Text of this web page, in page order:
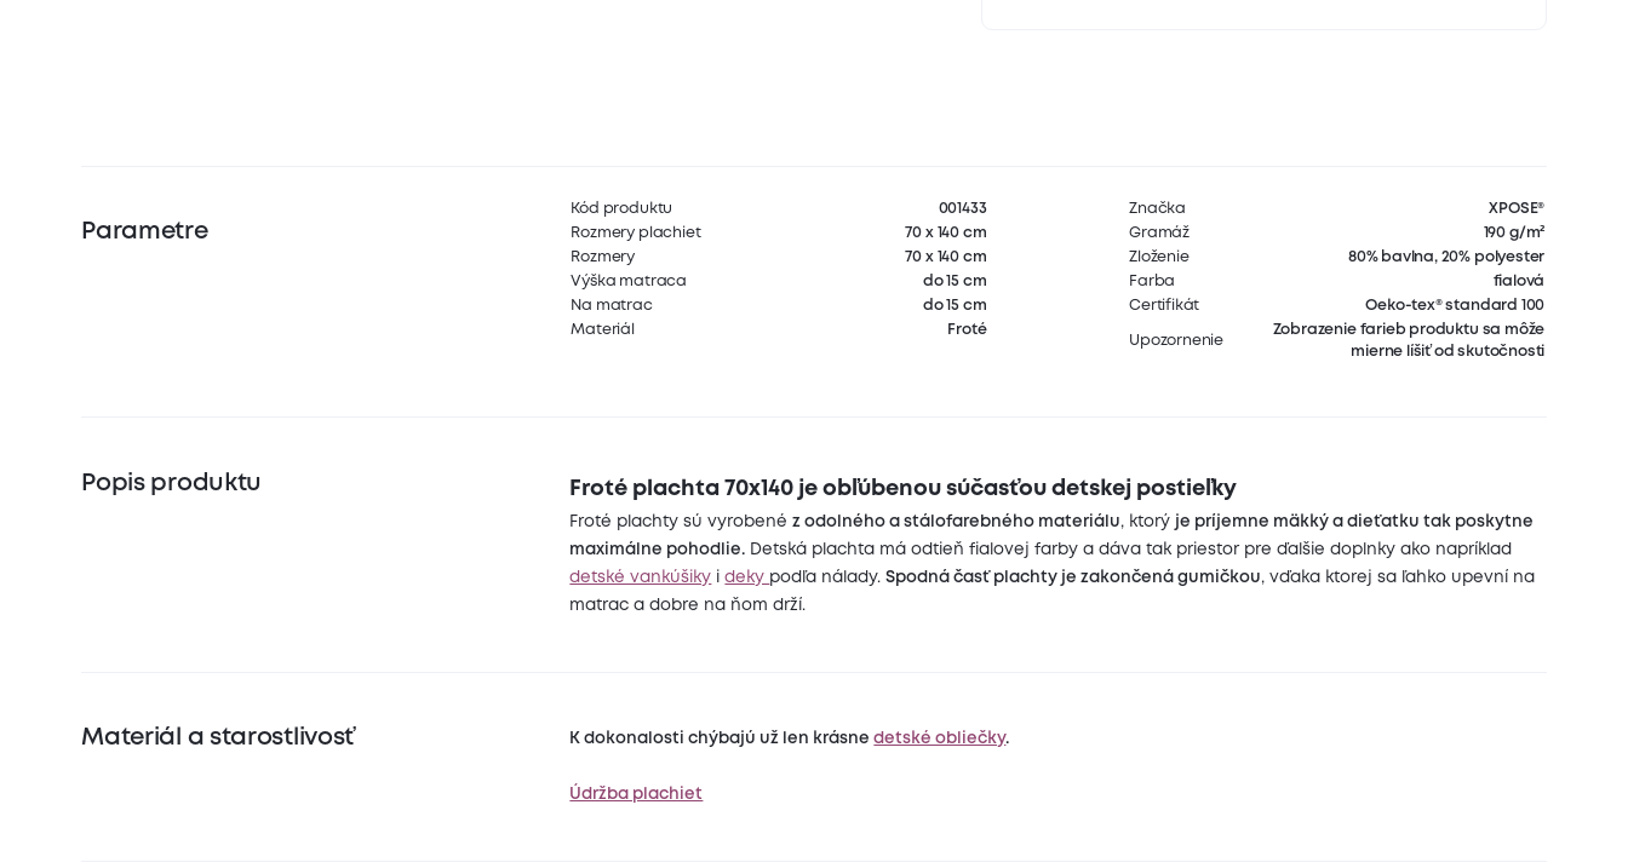
Parametre
Kód produktu
001433
Rozmery plachiet
70 x 140 cm
Rozmery
70 x 140 cm
Výška matraca
do 15 cm
Na matrac
do 15 cm
Materiál
Froté
Značka
XPOSE®
Gramáž
190 g/m²
Zloženie
80% bavlna, 20% polyester
Farba
fialová
Certifikát
Oeko-tex® standard 100
Upozornenie
Zobrazenie farieb produktu sa môže
mierne líšiť od skutočnosti
Popis produktu Froté plachta 70x140 je obľúbenou súčasťou detskej postieľky
Froté plachty sú vyrobenéz odolného a stálofarebného materiálu, ktorý je príjemne mäkký a dieťatku tak poskytne
maximálne pohodlie. Detská plachta má odtieň fialovej farby a dáva tak priestor pre ďalšie doplnky ako napríklad
detské vankúšiky ideky podľa nálady.Spodná časť plachty je zakončená gumičkou, vďaka ktorej sa ľahko upevní na
matrac a dobre na ňom drží.
Materiál a starostlivosť K dokonalosti chýbajú už len krásnedetské obliečky.
Údržba plachiet